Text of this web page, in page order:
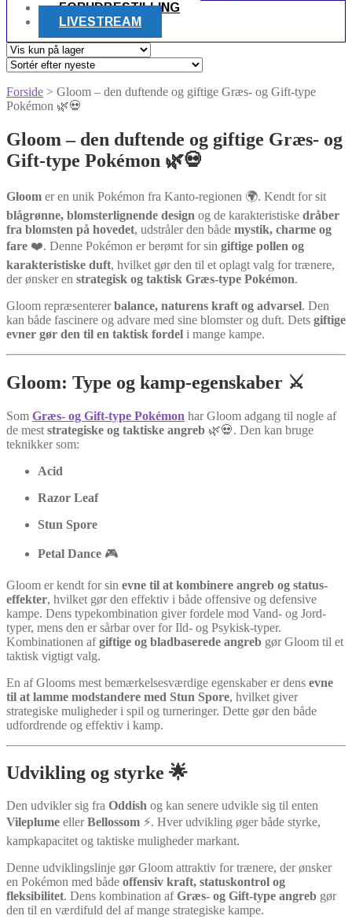
FORUDBESTILLING
LIVESTREAM
Forside > Gloom – den duftende og giftige Græs- og Gift-type
Pokémon 🌿💀
Gloom – den duftende og giftige Græs- og
Gift-type Pokémon 🌿💀
Gloom er en unik Pokémon fra Kanto-regionen 🌍. Kendt for sit
blågrønne, blomsterlignende design og de karakteristiske dråber
fra blomsten på hovedet, udstråler den både mystik, charme og
fare ❤️. Denne Pokémon er berømt for sin giftige pollen og
karakteristiske duft, hvilket gør den til et oplagt valg for trænere,
der ønsker en strategisk og taktisk Græs-type Pokémon.
Gloom repræsentererbalance, naturens kraft og advarsel. Den
kan både fascinere og advare med sine blomster og duft. Dets giftige
evner gør den til en taktisk fordel i mange kampe.
Gloom: Type og kamp-egenskaber ⚔️
Som Græs- og Gift-type Pokémon har Gloom adgang til nogle af
de mest strategiske og taktiske angreb 🌿💀. Den kan bruge
teknikker som:
Acid
Razor Leaf
Stun Spore
Petal Dance 🎮
Gloom er kendt for sin evne til at kombinere angreb og status-
effekter, hvilket gør den effektiv i både offensive og defensive
kampe. Dens typekombination giver fordele mod Vand- og Jord-
typer, mens den er sårbar over for Ild- og Psykisk-typer.
Kombinationen afgiftige og bladbaserede angreb gør Gloom til et
taktisk vigtigt valg.
En af Glooms mest bemærkelsesværdige egenskaber er dens evne
til at lamme modstandere med Stun Spore, hvilket giver
strategiske muligheder i spil og turneringer. Dette gør den både
udfordrende og effektiv i kamp.
Udvikling og styrke 🌟
Den udvikler sig fra Oddish og kan senere udvikle sig til enten
Vileplume ellerBellossom ⚡. Hver udvikling øger både styrke,
kampkapacitet og taktiske muligheder markant.
Denne udviklingslinje gør Gloom attraktiv for trænere, der ønsker
en Pokémon med både offensiv kraft, statuskontrol og
fleksibilitet. Dens kombination afGræs- og Gift-type angreb gør
den til en værdifuld del af mange strategiske kampe.